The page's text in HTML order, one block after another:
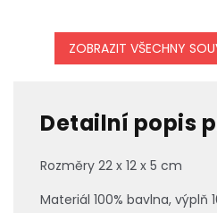
ZOBRAZIT VŠECHNY
Detailní popis
Rozměry 22 x 12 x 5 cm
Materiál 100% bavlna, výplň